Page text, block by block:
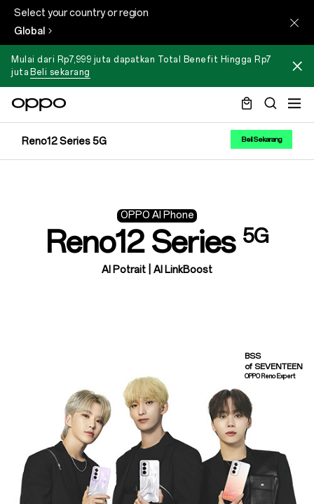
Select your country or region
Global
Mulai dari Rp7,999 juta dapatkan Total Benefit Hingga Rp7
juta Beli sekarang
Reno12 Series 5G Beli Sekarang
OPPO AI Phone
Reno12 Series 5G
AI Potrait | AI LinkBoost
BSS
of SEVENTEEN
OPPO Reno Expert